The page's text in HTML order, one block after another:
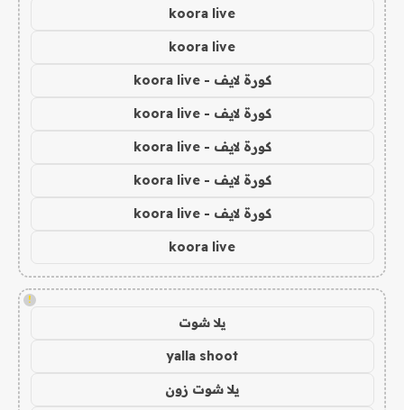
koora live
koora live
كورة لايف - koora live
كورة لايف - koora live
كورة لايف - koora live
كورة لايف - koora live
كورة لايف - koora live
koora live
!
يلا شوت
yalla shoot
يلا شوت زون